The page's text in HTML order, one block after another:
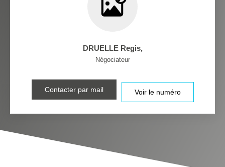
DRUELLE Regis,
Négociateur
Contacter par mail Voir le numéro